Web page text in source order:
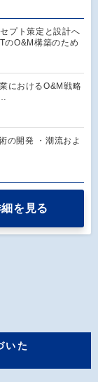
プト策定と設計へ
のO&M構築のため
におけるO&M戦略
の開発 ・潮流およ
を見る
いた